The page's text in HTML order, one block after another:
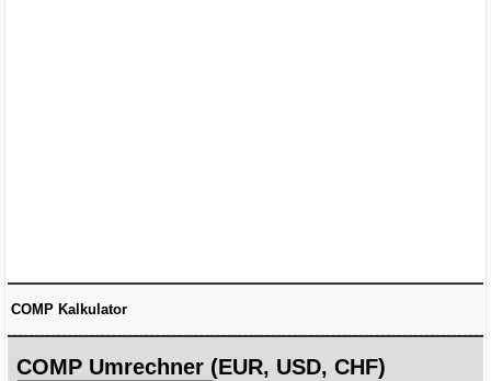
COMP Kalkulator
COMP Umrechner (EUR, USD, CHF)